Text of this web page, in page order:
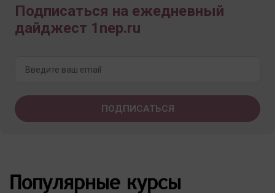
Подписаться на ежедневный
дайджест 1nep.ru
Популярные курсы